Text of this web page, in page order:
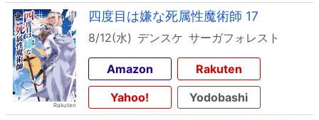
四度目は嫌な死属性魔術師 17
8/12(水) デンスケ サーガフォレスト
Amazon
Rakuten
Yahoo!
Yodobashi